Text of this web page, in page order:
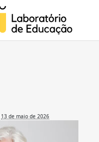
13 de maio de 2026